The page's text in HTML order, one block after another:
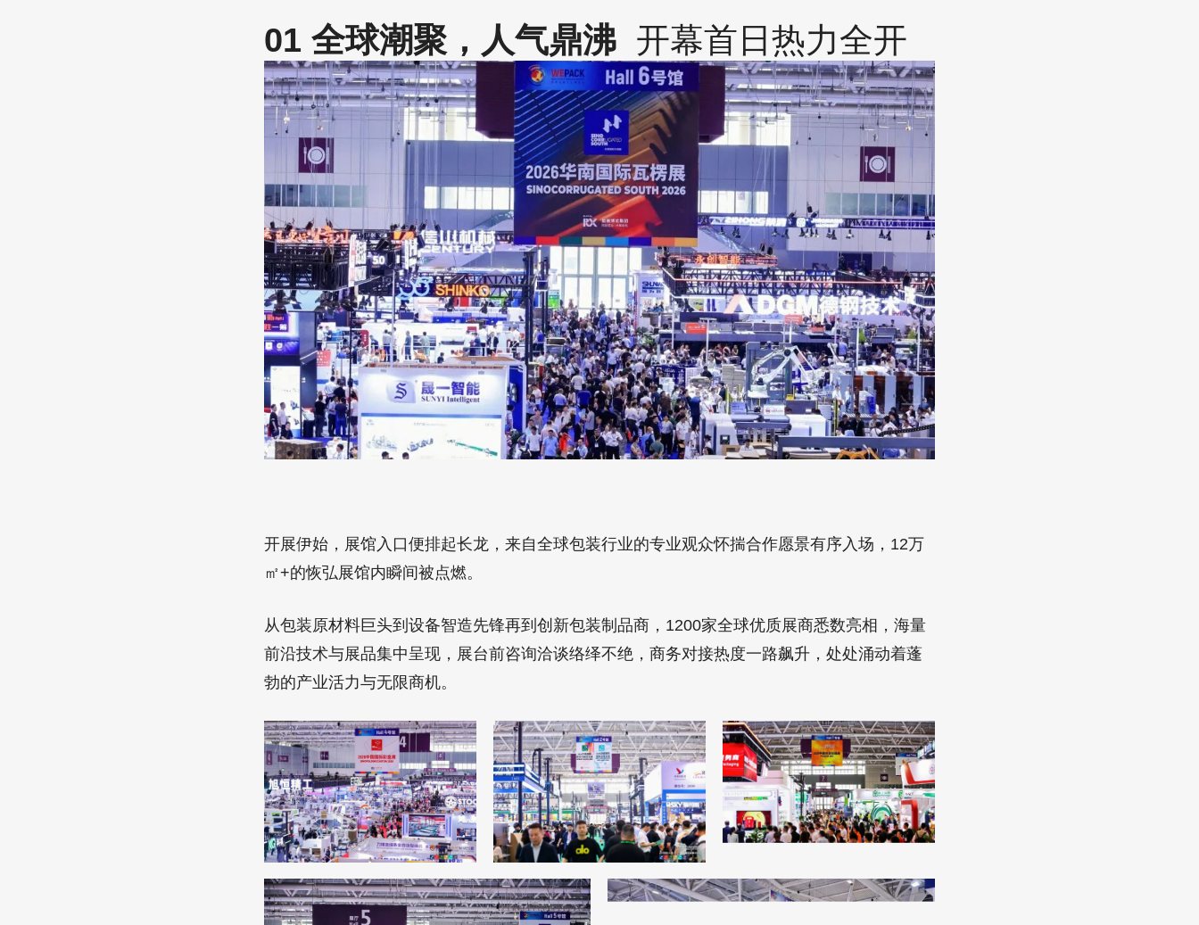
01 全球潮聚，人气鼎沸 开幕首日热力全开
开展伊始，展馆入口便排起长龙，来自全球包装行业的专业观众怀揣合作愿景有序入场，12万
㎡+的恢弘展馆内瞬间被点燃。
从包装原材料巨头到设备智造先锋再到创新包装制品商，1200家全球优质展商悉数亮相，海量
前沿技术与展品集中呈现，展台前咨询洽谈络绎不绝，商务对接热度一路飙升，处处涌动着蓬
勃的产业活力与无限商机。